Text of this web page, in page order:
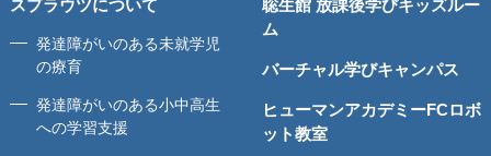
スプラウツについて
発達障がいのある未就学児
の療育
発達障がいのある小中高生
への学習支援
聡生館 放課後学びキッズルー
ム
バーチャル学びキャンパス
ヒューマンアカデミーFCロボ
ット教室